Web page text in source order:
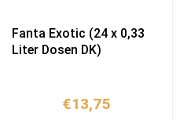
Fanta Exotic (24 x 0,33
Liter Dosen DK)
€13,75